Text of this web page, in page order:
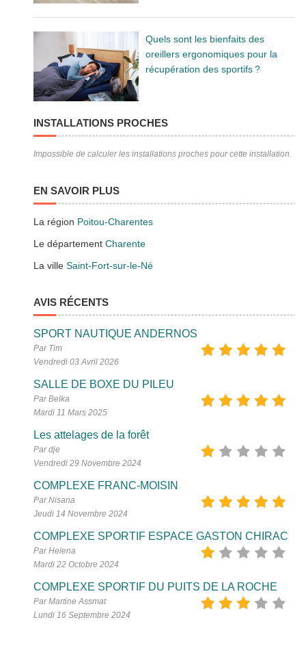
Quels sont les bienfaits des
oreillers ergonomiques pour la
récupération des sportifs ?
INSTALLATIONS PROCHES
Impossible de calculer les installations proches pour cette installation.
EN SAVOIR PLUS
La région Poitou-Charentes
Le départementCharente
La villeSaint-Fort-sur-le-Né
AVIS RÉCENTS
SPORT NAUTIQUE ANDERNOS
Par Tim
Vendredi 03 Avril 2026
SALLE DE BOXE DU PILEU
Par Belka
Mardi 11 Mars 2025
Les attelages de la forêt
Par dje
Vendredi 29 Novembre 2024
COMPLEXE FRANC-MOISIN
Par Nisana
Jeudi 14 Novembre 2024
COMPLEXE SPORTIF ESPACE GASTON CHIRAC
Par Helena
Mardi 22 Octobre 2024
COMPLEXE SPORTIF DU PUITS DE LA ROCHE
Par Martine Assmat
Lundi 16 Septembre 2024